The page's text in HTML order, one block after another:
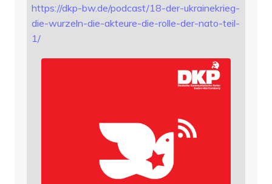
https://dkp-bw.de/podcast/18-der-ukrainekrieg-
die-wurzeln-die-akteure-die-rolle-der-nato-teil-
1/